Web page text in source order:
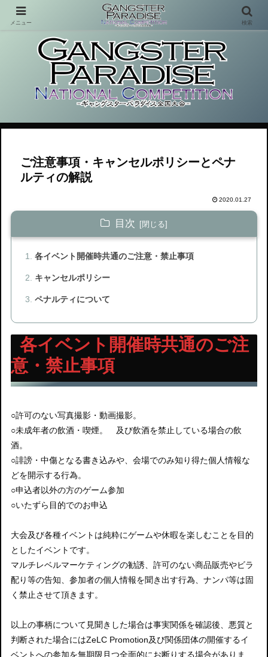
これまで存在しなかった体験型コンテンツ
ご注意事項・キャンセルポリシーとペナ
ルティの解説
2020.01.27
目次
各イベント開催時共通のご注意・禁止事項
キャンセルポリシー
ペナルティについて
各イベント開催時共通のご注
意・禁止事項
○許可のない写真撮影・動画撮影。
○未成年者の飲酒・喫煙。 及び飲酒を禁止している場合の飲
酒。
○誹謗・中傷となる書き込みや、会場でのみ知り得た個人情報な
どを開示する行為。
○申込者以外の方のゲーム参加
○いたずら目的でのお申込
大会及び各種イベントは純粋にゲームや休暇を楽しむことを目的
としたイベントです。
マルチレベルマーケティングの勧誘、許可のない商品販売やビラ
配り等の告知、参加者の個人情報を聞き出す行為、ナンパ等は固
く禁止させて頂きます。
以上の事柄について見聞きした場合は事実関係を確認後、悪質と
判断された場合にはZeLC Promotion及び関係団体の開催するイ
ベントへの参加を無期限且つ全面的にお断りする場合がありま
メニュー 検索